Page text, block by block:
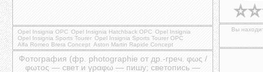
Opel Insignia OPC Opel Insignia Hatchback OPC Opel Insignia
Opel Insignia Sports Tourer Opel Insignia Sports Tourer OPC
Alfa Romeo Brera Concept Aston Martin Rapide Concept
Фотография (фр. photographie от др.-греч. φως /
φωτος — свет и γραφω — пишу; светопись —
Вы